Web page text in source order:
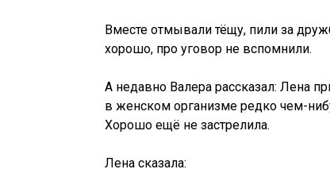
Вместе отмывали тёщу, пили за
хорошо, про уговор не вспомнили.
А недавно Валера рассказал: Лена
в женском организме редко чем-
Хорошо ещё не застрелила.
Лена сказала: